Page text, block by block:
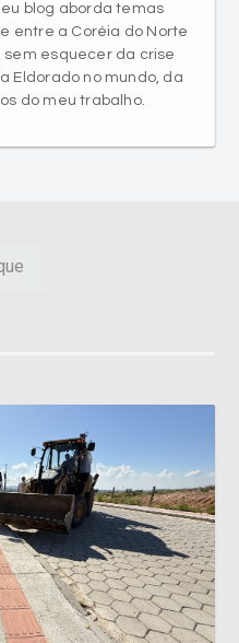
blog aborda temas
entre a Coréia do Norte
sem esquecer da crise
Eldorado no mundo, da
do meu trabalho.